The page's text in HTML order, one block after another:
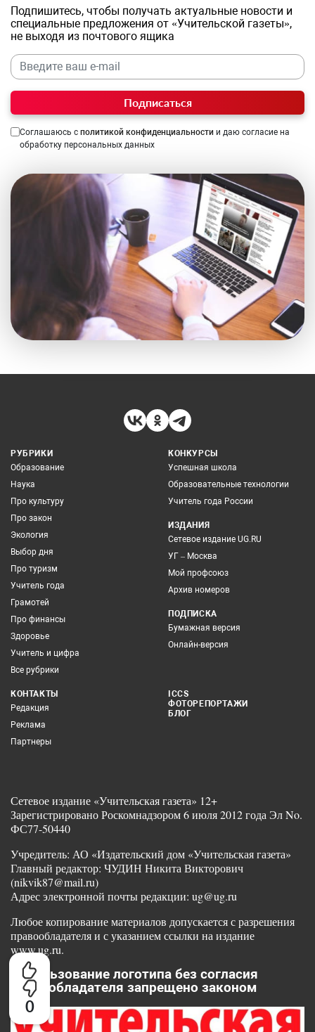
0
Подпишитесь, чтобы получать актуальные новости и
специальные предложения от «Учительской газеты»,
не выходя из почтового ящика
Подписаться
Соглашаюсь с политикой конфиденциальности и даю согласие на
обработку персональных данных
РУБРИКИ
Образование
Наука
Про культуру
Про закон
Экология
Выбор дня
Про туризм
Учитель года
Грамотей
Про финансы
Здоровье
Учитель и цифра
Все рубрики
КОНКУРСЫ
Успешная школа
Образовательные технологии
Учитель года России
ИЗДАНИЯ
Сетевое издание UG.RU
УГ – Москва
Мой профсоюз
Архив номеров
ПОДПИСКА
Бумажная версия
Онлайн-версия
КОНТАКТЫ
Редакция
Реклама
Партнеры
ICCS
ФОТОРЕПОРТАЖИ
БЛОГ
Сетевое издание «Учительская газета» 12+
Зарегистрировано Роскомнадзором 6 июля 2012 года Эл No.
ФС77-50440
Учредитель: АО «Издательский дом «Учительская газета»
Главный редактор: ЧУДИН Никита Викторович
(nikvik87@mail.ru)
Адрес электронной почты редакции: ug@ug.ru
Любое копирование материалов допускается с разрешения
правообладателя и с указанием ссылки на издание
www.ug.ru.
Использование логотипа без согласия
правообладателя запрещено законом